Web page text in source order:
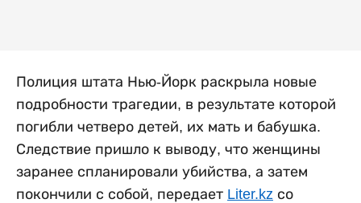
Полиция штата Нью-Йорк раскрыла новые
подробности трагедии, в результате которой
погибли четверо детей, их мать и бабушка.
Следствие пришло к выводу, что женщины
заранее спланировали убийства, а затем
покончили с собой, передает Liter.kz со